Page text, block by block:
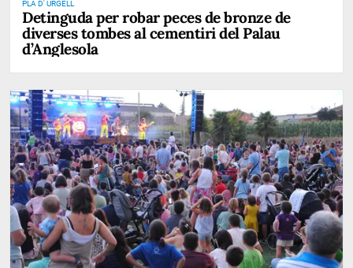
PLA D' URGELL
Detinguda per robar peces de bronze de
diverses tombes al cementiri del Palau
d’Anglesola